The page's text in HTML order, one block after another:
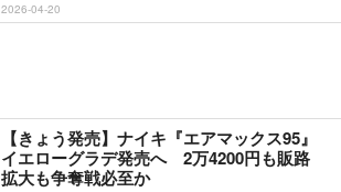
2026-04-20
【きょう発売】ナイキ『エアマックス95』
イエローグラデ発売へ 2万4200円も販路
拡大も争奪戦必至か